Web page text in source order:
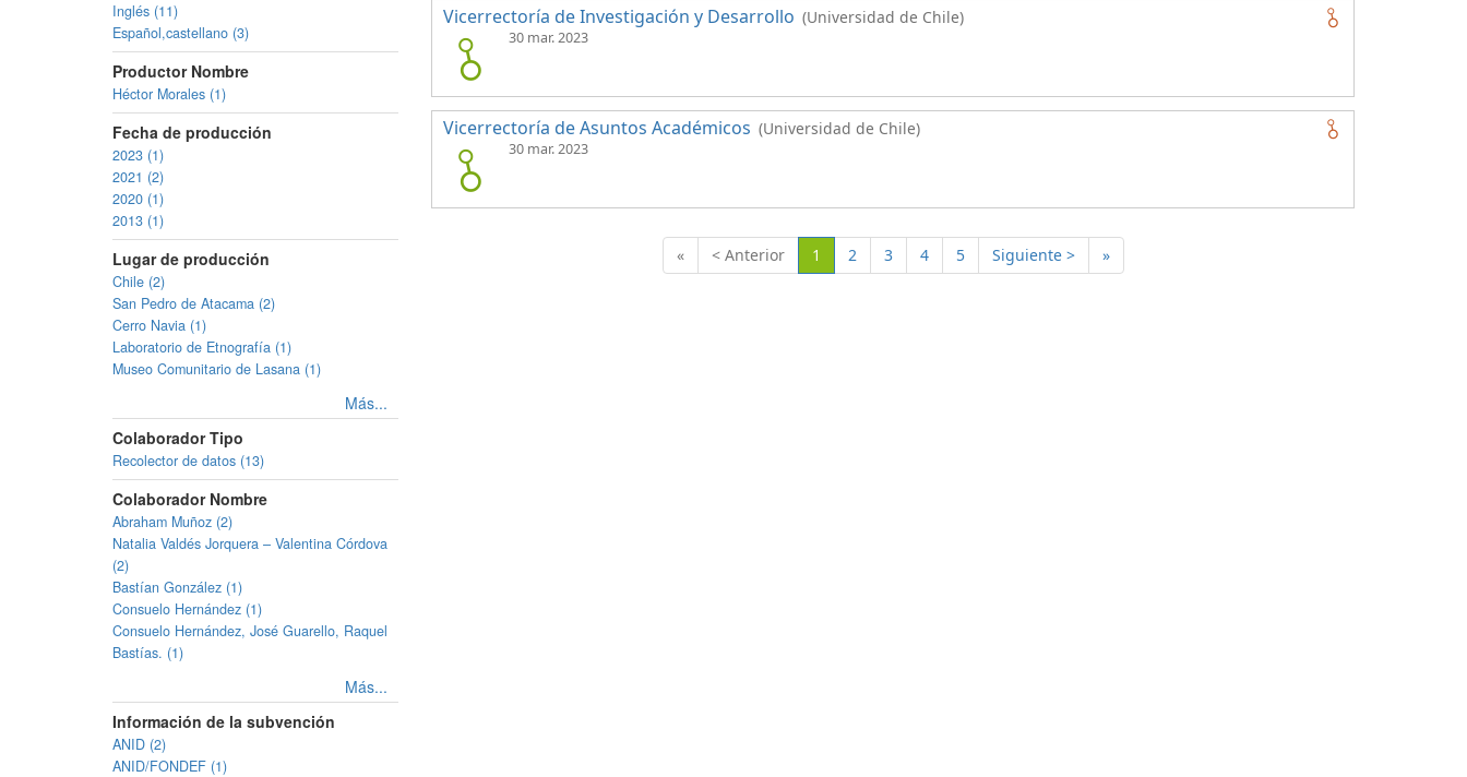
Inglés (11)
Español,castellano (3)
Productor Nombre
Héctor Morales (1)
Fecha de producción
2023 (1)
2021 (2)
2020 (1)
2013 (1)
Lugar de producción
Chile (2)
San Pedro de Atacama (2)
Cerro Navia (1)
Laboratorio de Etnografía (1)
Museo Comunitario de Lasana (1)
Más...
Colaborador Tipo
Recolector de datos (13)
Colaborador Nombre
Abraham Muñoz (2)
Natalia Valdés Jorquera – Valentina Córdova
(2)
Bastían González (1)
Consuelo Hernández (1)
Consuelo Hernández, José Guarello, Raquel
Bastías. (1)
Más...
Información de la subvención
ANID (2)
ANID/FONDEF (1)
Vicerrectoría de Investigación y Desarrollo (Universidad de Chile)
30 mar. 2023
Vicerrectoría de Asuntos Académicos (Universidad de Chile)
30 mar. 2023
« < Anterior 1 (Actual)
2 3 4 5 Siguiente > »